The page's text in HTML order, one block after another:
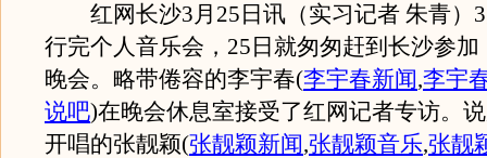
红网长沙3月25日讯（实习记者 朱青）3
行完个人音乐会，25日就匆匆赶到长沙参
晚会。略带倦容的李宇春(李宇春新闻,李宇
说吧)在晚会休息室接受了红网记者专访。
开唱的张靓颖(张靓颖新闻,张靓颖音乐,张靓